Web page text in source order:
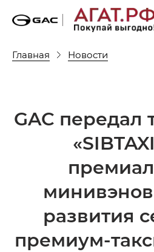
Главная Новости
GAC передал
развития
премиум-